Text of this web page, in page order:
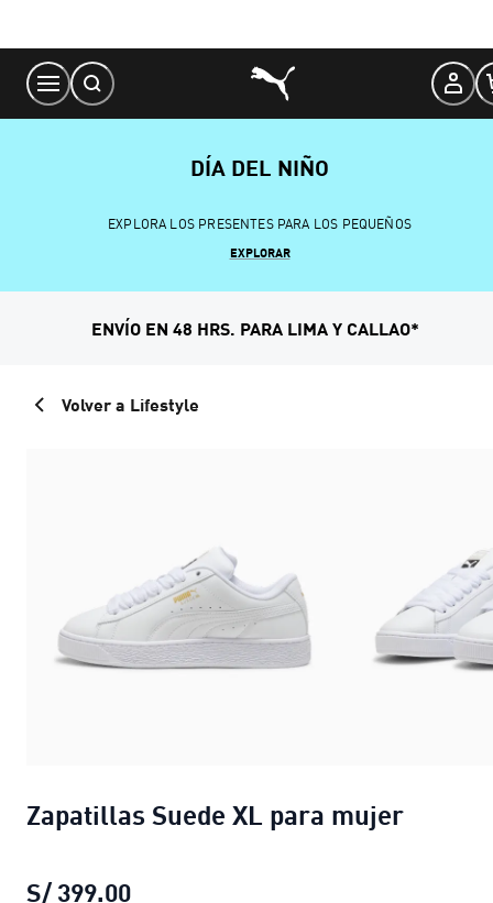
Content
DÍA DEL NIÑO
EXPLORA LOS PRESENTES PARA LOS PEQUEÑOS
EXPLORAR
ENVÍO EN 48 HRS. PARA LIMA Y CALLAO*
Volver a Lifestyle
Zapatillas Suede XL para mujer
S/ 399.00